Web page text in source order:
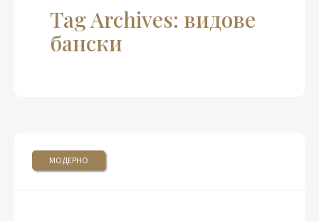
Tag Archives: видове
бански
МОДЕРНО